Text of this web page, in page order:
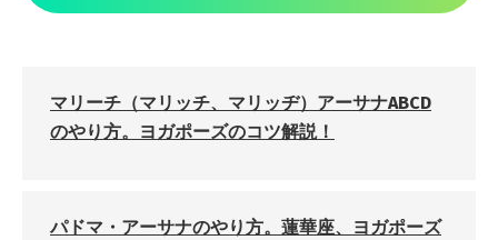
マリーチ（マリッチ、マリッヂ）アーサナABCD
のやり方。ヨガポーズのコツ解説！
パドマ・アーサナのやり方。蓮華座、ヨガポーズ